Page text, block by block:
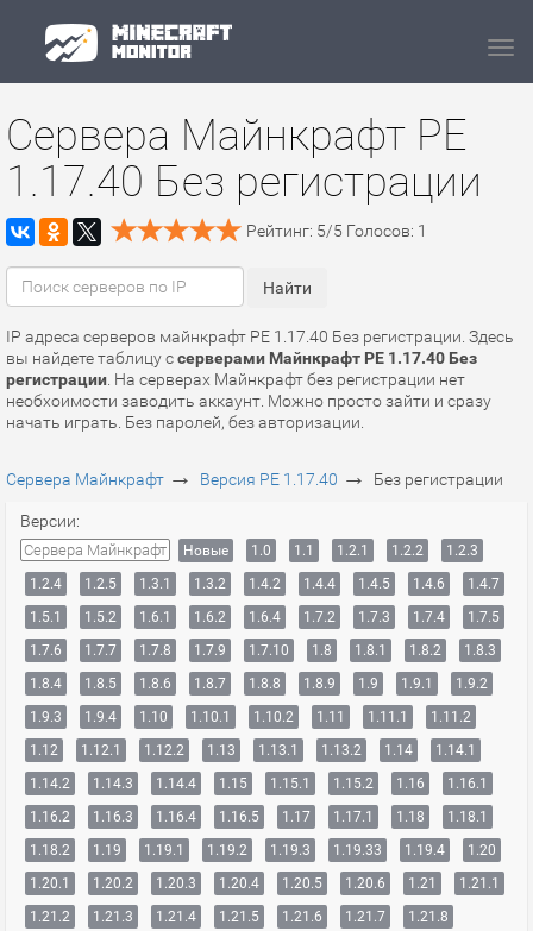
Сервера Майнкрафт PE
1.17.40 Без регистрации
Рейтинг: 5/5 Голосов: 1
IP адреса серверов майнкрафт PE 1.17.40 Без регистрации. Здесь
вы найдете таблицу ссерверами Майнкрафт PE 1.17.40 Без
регистрации . На серверах Майнкрафт без регистрации нет
необхоимости заводить аккаунт. Можно просто зайти и сразу
начать играть. Без паролей, без авторизации.
Сервера Майнкрафт → Версия PE 1.17.40 → Без регистрации
Версии:
Сервера Майнкрафт Новые 1.0 1.1 1.2.1 1.2.2
1.2.3
1.2.4
1.2.5 1.3.1 1.3.2 1.4.2 1.4.4 1.4.5 1.4.6
1.4.7
1.5.1
1.5.2 1.6.1 1.6.2 1.6.4 1.7.2 1.7.3 1.7.4
1.7.5
1.7.6
1.7.7 1.7.8 1.7.9 1.7.10 1.8 1.8.1 1.8.2
1.8.3
1.8.4
1.8.5 1.8.6 1.8.7 1.8.8 1.8.9 1.9 1.9.1
1.9.2
1.9.3
1.9.4 1.10 1.10.1 1.10.2 1.11 1.11.1
1.11.2
1.12
1.12.1 1.12.2 1.13 1.13.1 1.13.2 1.14
1.14.1
1.14.2
1.14.3 1.14.4 1.15 1.15.1 1.15.2 1.16
1.16.1
1.16.2
1.16.3 1.16.4 1.16.5 1.17 1.17.1 1.18
1.18.1
1.18.2
1.19 1.19.1 1.19.2 1.19.3 1.19.33 1.19.4
1.20
1.20.1
1.20.2 1.20.3 1.20.4 1.20.5 1.20.6 1.21
1.21.1
1.21.2
1.21.3 1.21.4 1.21.5 1.21.6 1.21.7
1.21.8